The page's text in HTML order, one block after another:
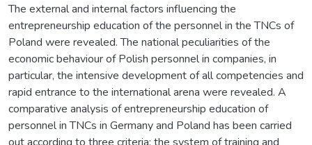
The external and internal factors influencing the
entrepreneurship education of the personnel in the TNCs of
Poland were revealed. The national peculiarities of the
economic behaviour of Polish personnel in companies, in
particular, the intensive development of all competencies and
rapid entrance to the international arena were revealed. A
comparative analysis of entrepreneurship education of
personnel in TNCs in Germany and Poland has been carried